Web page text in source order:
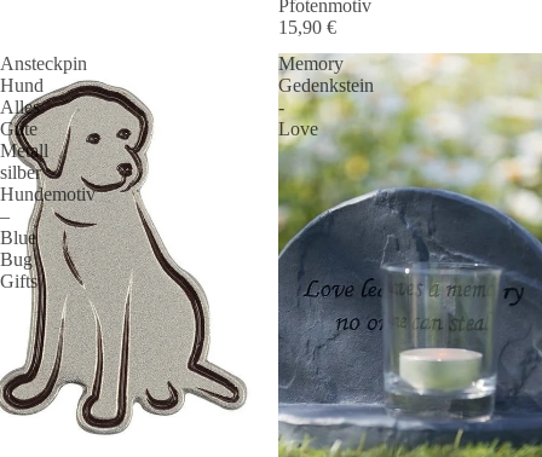
Pfotenmotiv
15,90 €
Ansteckpin
Hund
Alles
Gute
Metall
silber
Hundemotiv
–
Blue
Bug
Gifts
Memory
Gedenkstein
-
Love